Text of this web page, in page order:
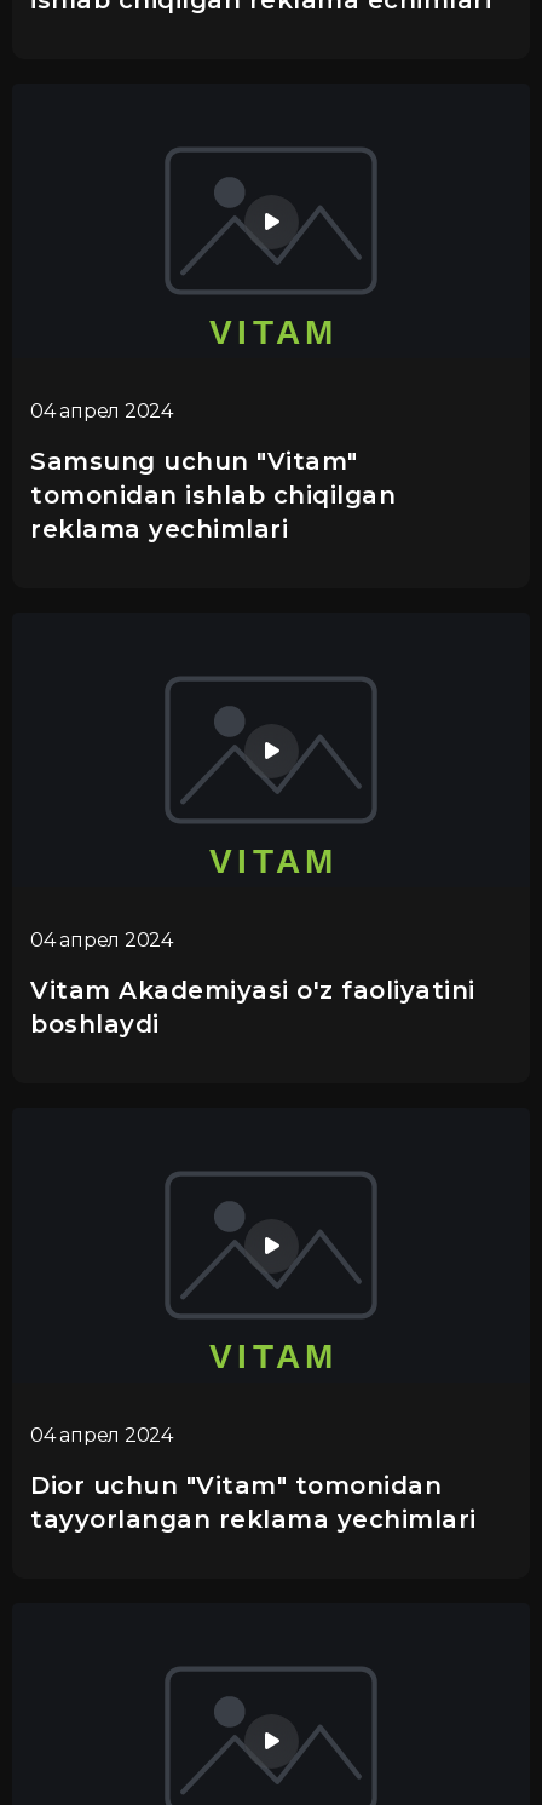
04 апрел 2024
Samsung uchun "Vitam"
tomonidan ishlab chiqilgan
reklama yechimlari
04 апрел 2024
Vitam Akademiyasi o'z faoliyatini
boshlaydi
04 апрел 2024
Dior uchun "Vitam" tomonidan
tayyorlangan reklama yechimlari